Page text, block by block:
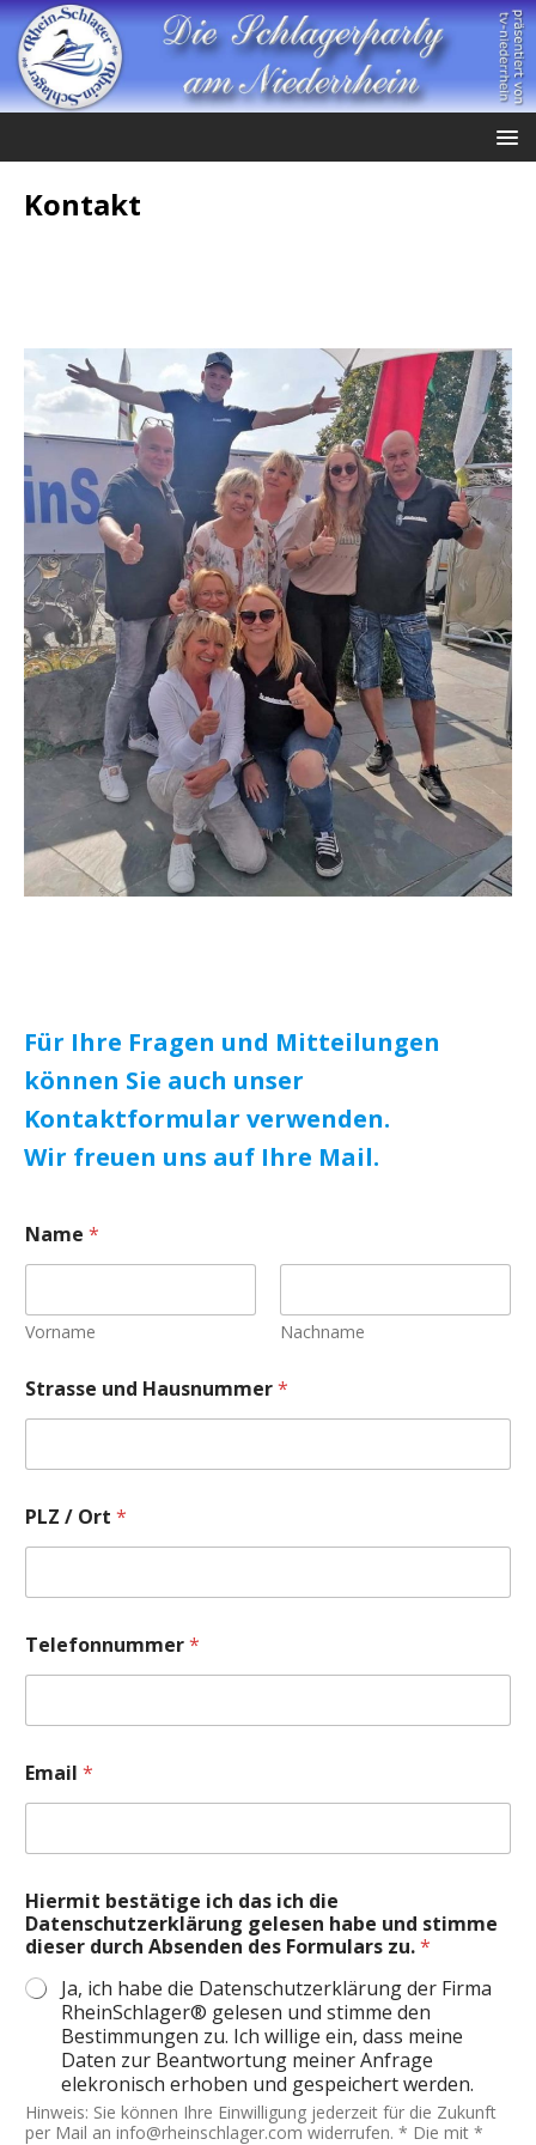
Kontakt
Für Ihre Fragen und Mitteilungen
können Sie auch unser
Kontaktformular verwenden.
Wir freuen uns auf Ihre Mail.
Name *
Vorname Nachname
Strasse und Hausnummer*
PLZ / Ort *
Telefonnummer*
Email *
Hiermit bestätige ich das ich die
Datenschutzerklärung gelesen habe und stimme
dieser durch Absenden des Formulars zu.*
Ja, ich habe die Datenschutzerklärung der Firma
RheinSchlager® gelesen und stimme den
Bestimmungen zu. Ich willige ein, dass meine
Daten zur Beantwortung meiner Anfrage
elekronisch erhoben und gespeichert werden.
Hinweis: Sie können Ihre Einwilligung jederzeit für die Zukunft
per Mail an info@rheinschlager.com widerrufen. * Die mit *